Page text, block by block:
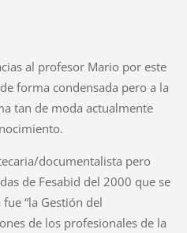
al profesor Mario por este
forma condensada pero a la
tan de moda actualmente
documentalista pero
de Fesabid del 2000 que se
“la Gestión del
de los profesionales de la